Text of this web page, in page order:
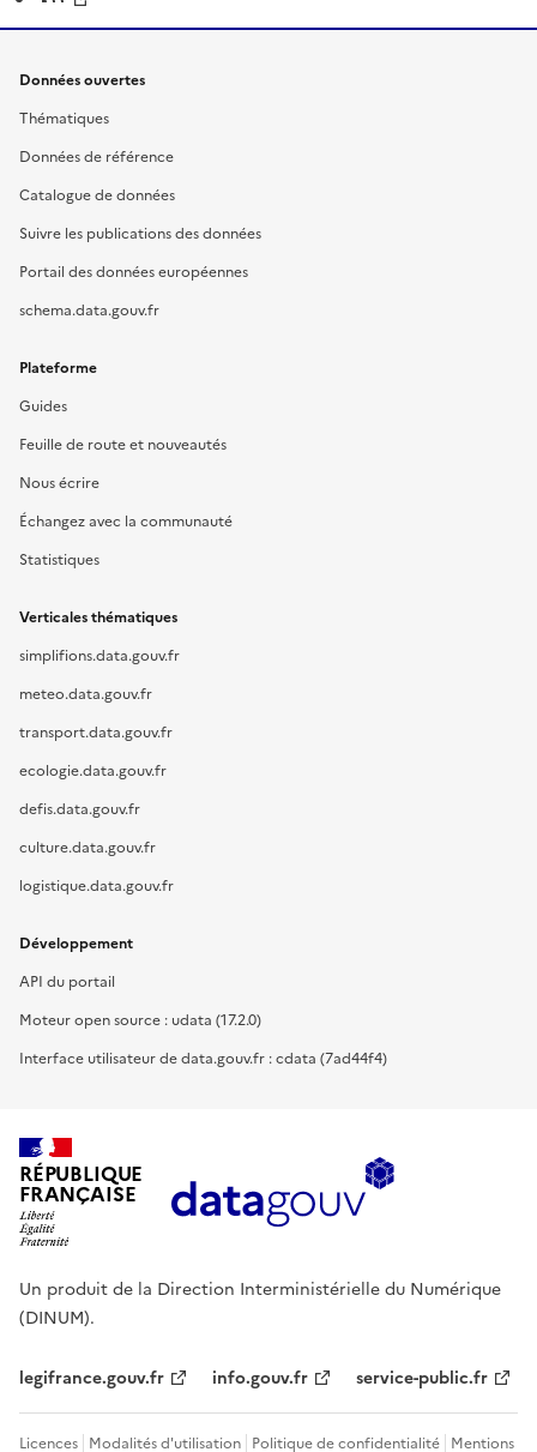
Données ouvertes
Thématiques
Données de référence
Catalogue de données
Suivre les publications des données
Portail des données européennes
schema.data.gouv.fr
Plateforme
Guides
Feuille de route et nouveautés
Nous écrire
Échangez avec la communauté
Statistiques
Verticales thématiques
simplifions.data.gouv.fr
meteo.data.gouv.fr
transport.data.gouv.fr
ecologie.data.gouv.fr
defis.data.gouv.fr
culture.data.gouv.fr
logistique.data.gouv.fr
Développement
API du portail
Moteur open source : udata (17.2.0)
Interface utilisateur de data.gouv.fr : cdata (7ad44f4)
RÉPUBLIQUE
FRANÇAISE
Un produit de la Direction Interministérielle du Numérique
(DINUM).
legifrance.gouv.fr info.gouv.fr service-public.fr
Licences Modalités d'utilisation Politique de confidentialité Mentions